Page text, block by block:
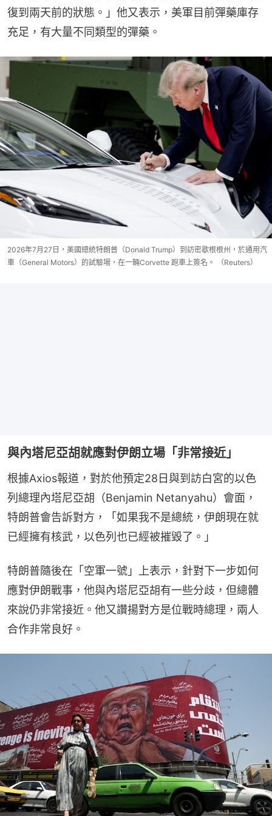
復到兩天前的狀態。」他又表示，美軍目前彈藥庫存
充足，有大量不同類型的彈藥。
2026年7月27日，美國總統特朗普（Donald Trump）到訪密歇根根州，於通用汽
車（General Motors）的試驗場，在一輛Corvette 跑車上簽名。 （Reuters）
與內塔尼亞胡就應對伊朗立場「非常接近」
根據Axios報道，對於他預定28日與到訪白宮的以色
列總理內塔尼亞胡（Benjamin Netanyahu）會面，
特朗普會告訴對方，「如果我不是總統，伊朗現在就
已經擁有核武，以色列也已經被摧毀了。」
特朗普隨後在「空軍一號」上表示，針對下一步如何
應對伊朗戰事，他與內塔尼亞胡有一些分歧，但總體
來說仍非常接近。他又讚揚對方是位戰時總理，兩人
合作非常良好。